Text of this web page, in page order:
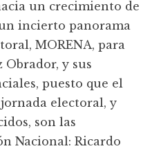
un crecimiento de
incierto panorama
MORENA, para
y sus
puesto que el
electoral, y
son las
Nacional: Ricardo